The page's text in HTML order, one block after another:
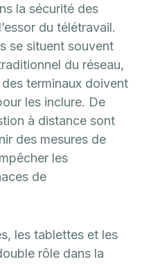
la sécurité des
du télétravail.
se situent souvent
du réseau,
terminaux doivent
les inclure. De
à distance sont
des mesures de
les
de
les tablettes et les
rôle dans la